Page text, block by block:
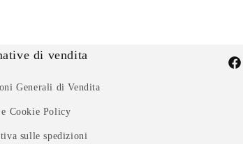
di vendita
Generali di Vendita
Cookie Policy
sulle spedizioni